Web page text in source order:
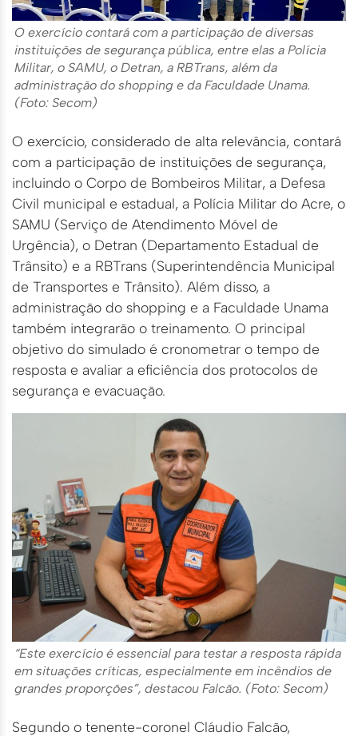
O exercício contará com a participação de diversas
instituições de segurança pública, entre elas a Polícia
Militar, o SAMU, o Detran, a RBTrans, além da
administração do shopping e da Faculdade Unama.
(Foto: Secom)
O exercício, considerado de alta relevância, contará
com a participação de instituições de segurança,
incluindo o Corpo de Bombeiros Militar, a Defesa
Civil municipal e estadual, a Polícia Militar do Acre, o
SAMU (Serviço de Atendimento Móvel de
Urgência), o Detran (Departamento Estadual de
Trânsito) e a RBTrans (Superintendência Municipal
de Transportes e Trânsito). Além disso, a
administração do shopping e a Faculdade Unama
também integrarão o treinamento. O principal
objetivo do simulado é cronometrar o tempo de
resposta e avaliar a eficiência dos protocolos de
segurança e evacuação.
“Este exercício é essencial para testar a resposta rápida
em situações críticas, especialmente em incêndios de
grandes proporções”, destacou Falcão. (Foto: Secom)
Segundo o tenente-coronel Cláudio Falcão,